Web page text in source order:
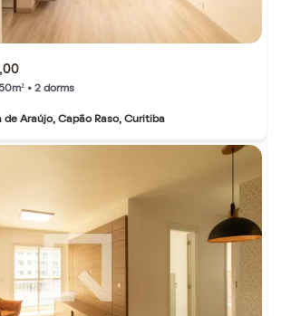
• 2 dorms
de Araújo, Capão Raso, Curitiba